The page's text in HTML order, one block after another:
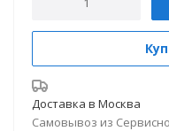
Доставка в Москва
Самовывоз из